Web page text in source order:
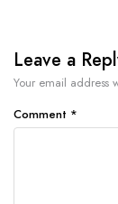
Leave a
Your email address
Comment *